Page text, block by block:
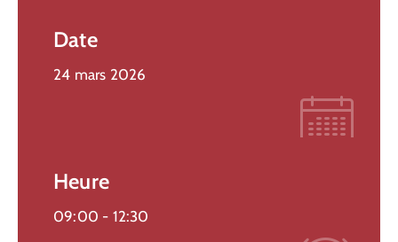
Date
24 mars 2026
Heure
09:00 - 12:30